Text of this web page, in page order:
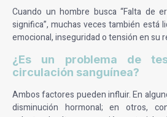
Cuando un hombre busca “Falta de
significa”, muchas veces también está
emocional, inseguridad o tensión en su
¿Es un problema de
circulación sanguínea?
Ambos factores pueden influir. En
disminución hormonal; en otros,